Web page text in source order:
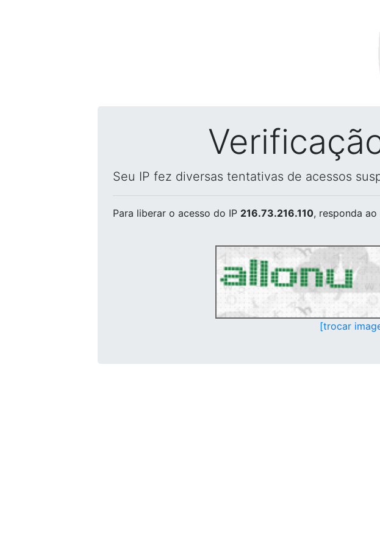
Seu IP fez diversas tentativas de acessos
Para liberar o acesso do IP 216.73.216.110, responda
[trocar